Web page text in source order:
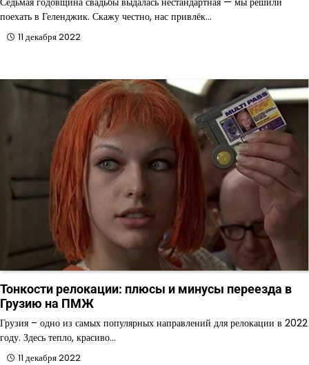
поехать в Геленджик. Скажу честно, нас привлёк…
11 декабря 2022
Тонкости релокации: плюсы и минусы переезда в
Грузию на ПМЖ
Грузия – одно из самых популярных направлений для релокации в 2022
году. Здесь тепло, красиво…
11 декабря 2022